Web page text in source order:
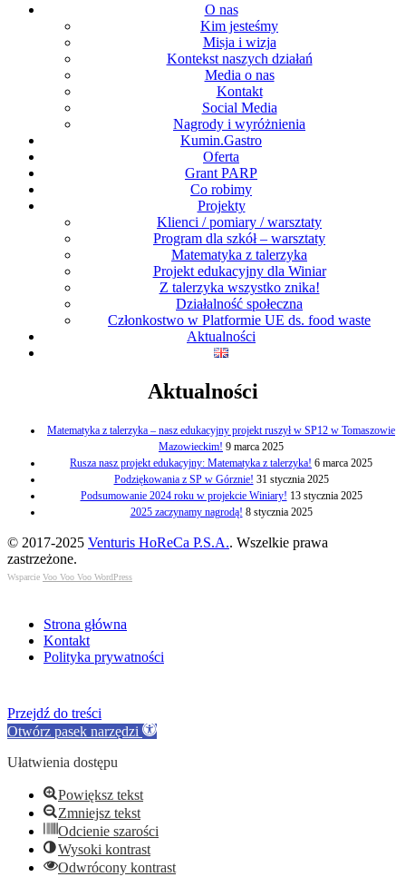
O nas
Kim jesteśmy
Misja i wizja
Kontekst naszych działań
Media o nas
Kontakt
Social Media
Nagrody i wyróżnienia
Kumin.Gastro
Oferta
Grant PARP
Co robimy
Projekty
Klienci / pomiary / warsztaty
Program dla szkół – warsztaty
Matematyka z talerzyka
Projekt edukacyjny dla Winiar
Z talerzyka wszystko znika!
Działalność społeczna
Członkostwo w Platformie UE ds. food waste
Aktualności
Aktualności
Matematyka z talerzyka – nasz edukacyjny projekt ruszył w SP12 w Tomaszowie
Mazowieckim! 9 marca 2025
Rusza nasz projekt edukacyjny: Matematyka z talerzyka! 6 marca 2025
Podziękowania z SP w Górznie! 31 stycznia 2025
Podsumowanie 2024 roku w projekcie Winiary! 13 stycznia 2025
2025 zaczynamy nagrodą! 8 stycznia 2025
© 2017-2025 Venturis HoReCa P.S.A.. Wszelkie prawa
zastrzeżone.
Wsparcie Voo Voo Voo WordPress
Strona główna
Kontakt
Polityka prywatności
Przejdź do treści
Otwórz pasek narzędzi
Ułatwienia dostępu
Powiększ tekst
Zmniejsz tekst
Odcienie szarości
Wysoki kontrast
Odwrócony kontrast